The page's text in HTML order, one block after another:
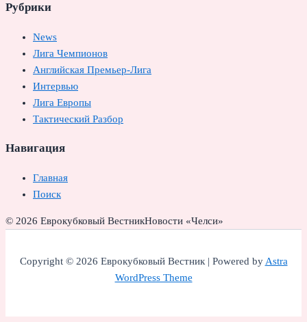
Рубрики
News
Лига Чемпионов
Английская Премьер-Лига
Интервью
Лига Европы
Тактический Разбор
Навигация
Главная
Поиск
© 2026 Еврокубковый ВестникНовости «Челси»
Copyright © 2026 Еврокубковый Вестник | Powered byAstra
WordPress Theme